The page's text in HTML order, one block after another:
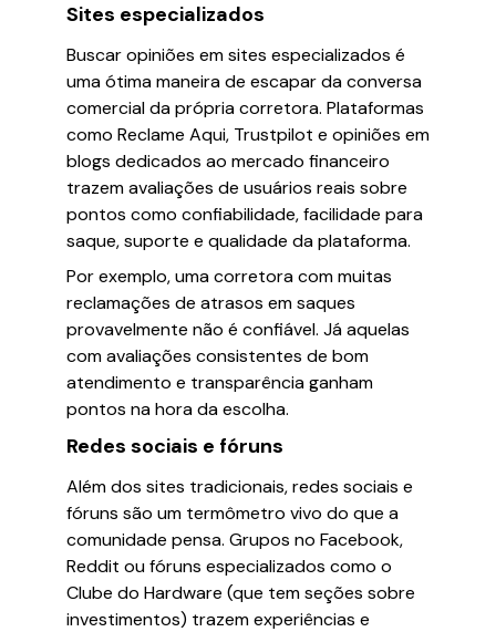
Sites especializados
Buscar opiniões em sites especializados é
uma ótima maneira de escapar da conversa
comercial da própria corretora. Plataformas
como Reclame Aqui, Trustpilot e opiniões em
blogs dedicados ao mercado financeiro
trazem avaliações de usuários reais sobre
pontos como confiabilidade, facilidade para
saque, suporte e qualidade da plataforma.
Por exemplo, uma corretora com muitas
reclamações de atrasos em saques
provavelmente não é confiável. Já aquelas
com avaliações consistentes de bom
atendimento e transparência ganham
pontos na hora da escolha.
Redes sociais e fóruns
Além dos sites tradicionais, redes sociais e
fóruns são um termômetro vivo do que a
comunidade pensa. Grupos no Facebook,
Reddit ou fóruns especializados como o
Clube do Hardware (que tem seções sobre
investimentos) trazem experiências e